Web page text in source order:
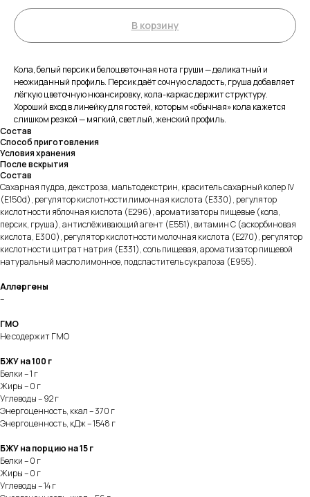
В корзину
Кола, белый персик и белоцветочная нота груши — деликатный и
неожиданный профиль. Персик даёт сочную сладость, груша добавляет
лёгкую цветочную нюансировку, кола-каркас держит структуру.
Хороший вход в линейку для гостей, которым «обычная» кола кажется
слишком резкой — мягкий, светлый, женский профиль.
Состав
Способ приготовления
Условия хранения
После вскрытия
Состав
Сахарная пудра, декстроза, мальтодекстрин, краситель сахарный колер IV
(E150d), регулятор кислотности лимонная кислота (E330), регулятор
кислотности яблочная кислота (E296), ароматизаторы пищевые (кола,
персик, груша), антислёживающий агент (E551), витамин С (аскорбиновая
кислота, E300), регулятор кислотности молочная кислота (E270), регулятор
кислотности цитрат натрия (E331), соль пищевая, ароматизатор пищевой
натуральный масло лимонное, подсластитель сукралоза (E955).
Аллергены
–
ГМО
Не содержит ГМО
БЖУ на 100 г
Белки – 1 г
Жиры – 0 г
Углеводы – 92 г
Энергоценность, ккал – 370 г
Энергоценность, кДж – 1548 г
БЖУ на порцию на 15 г
Белки – 0 г
Жиры – 0 г
Углеводы – 14 г